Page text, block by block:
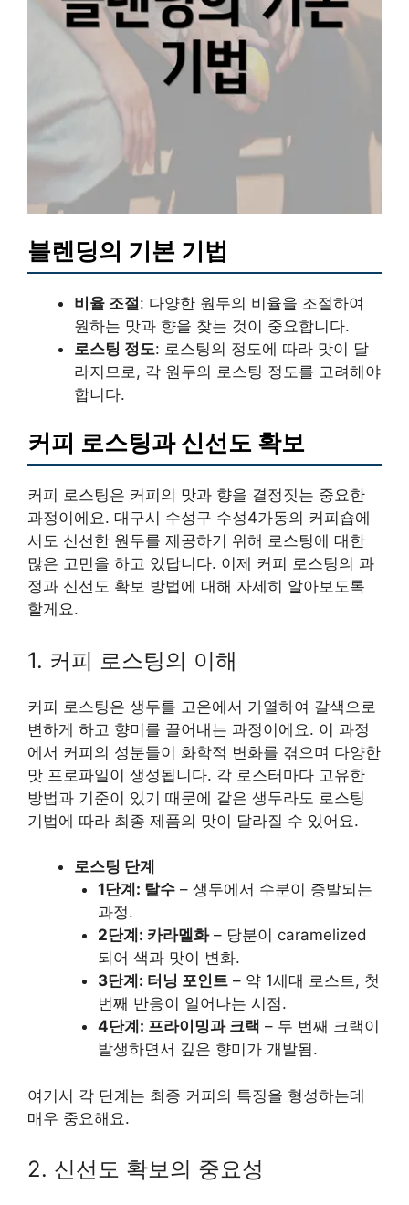
블렌딩의 기본 기법
비율 조절: 다양한 원두의 비율을 조절하여
원하는 맛과 향을 찾는 것이 중요합니다.
로스팅 정도: 로스팅의 정도에 따라 맛이 달
라지므로, 각 원두의 로스팅 정도를 고려해야
합니다.
커피 로스팅과 신선도 확보
커피 로스팅은 커피의 맛과 향을 결정짓는 중요한
과정이에요. 대구시 수성구 수성4가동의 커피숍에
서도 신선한 원두를 제공하기 위해 로스팅에 대한
많은 고민을 하고 있답니다. 이제 커피 로스팅의 과
정과 신선도 확보 방법에 대해 자세히 알아보도록
할게요.
1. 커피 로스팅의 이해
커피 로스팅은 생두를 고온에서 가열하여 갈색으로
변하게 하고 향미를 끌어내는 과정이에요. 이 과정
에서 커피의 성분들이 화학적 변화를 겪으며 다양한
맛 프로파일이 생성됩니다. 각 로스터마다 고유한
방법과 기준이 있기 때문에 같은 생두라도 로스팅
기법에 따라 최종 제품의 맛이 달라질 수 있어요.
로스팅 단계
1단계: 탈수– 생두에서 수분이 증발되는
과정.
2단계: 카라멜화– 당분이 caramelized
되어 색과 맛이 변화.
3단계: 터닝 포인트– 약 1세대 로스트, 첫
번째 반응이 일어나는 시점.
4단계: 프라이밍과 크랙 – 두 번째 크랙이
발생하면서 깊은 향미가 개발됨.
여기서 각 단계는 최종 커피의 특징을 형성하는데
매우 중요해요.
2. 신선도 확보의 중요성